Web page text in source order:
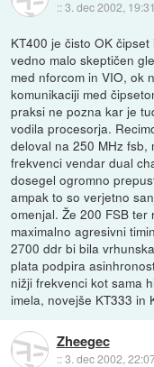
::3. dec 2002, 19:31
KT400 je čisto OK
vedno malo skeptičen
med nforcom in VIO, ok
komunikaciji med
praksi ne pozna kar je
vodila procesorja.
deloval na 250 MHz fsb,
frekvenci vendar dual
dosegel ogromno
ampak to so verjetno
omenjal. Že 200 FSB
maximalno agresivni
2700 ddr bi bila
plata podpira
nižji frekvenci kot sama
imela, novejše KT333 in
Zheegec
::3. dec 2002,